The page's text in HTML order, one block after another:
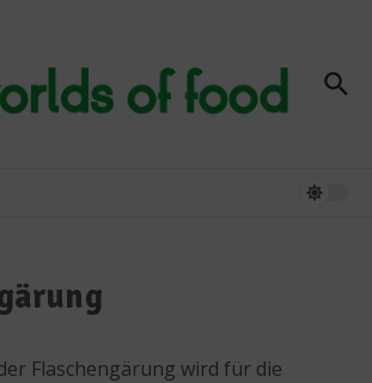
Flaschengärung wird für die